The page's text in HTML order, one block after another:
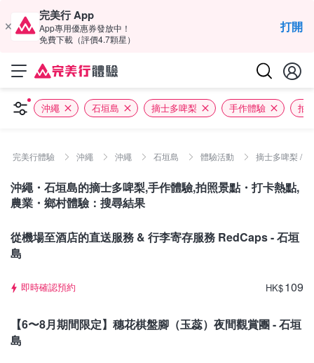
完美行 App
App專用優惠券發放中！
免費下載（評價4.7顆星）
打開
沖繩 石垣島 摘士多啤梨 手作體驗 拍
完美行體驗 沖繩 沖繩 石垣島 體驗活動 摘士多啤梨 /
沖繩・石垣島的摘士多啤梨,手作體驗,拍照景點・打卡熱點,
農業・鄉村體驗：搜尋結果
沖繩
從機場至酒店的直送服務 & 行李寄存服務 RedCaps - 石垣
島
即時確認預約 HK$109
【6〜8月期間限定】穗花棋盤腳（玉蕊）夜間觀賞團 - 石垣
島